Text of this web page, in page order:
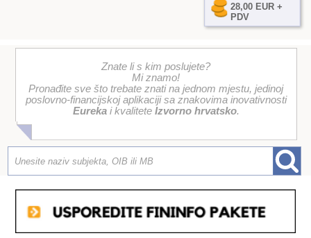
28,00 EUR +
PDV
Znate li s kim poslujete?
Mi znamo!
Pronađite sve što trebate znati na jednom mjestu, jedinoj
poslovno-financijskoj aplikaciji sa znakovima inovativnosti
Eurekai kvalitete Izvorno hrvatsko.